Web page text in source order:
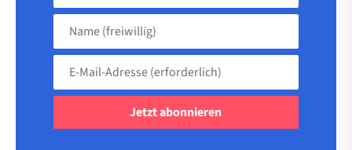
Name
(freiwillig)
Adresse